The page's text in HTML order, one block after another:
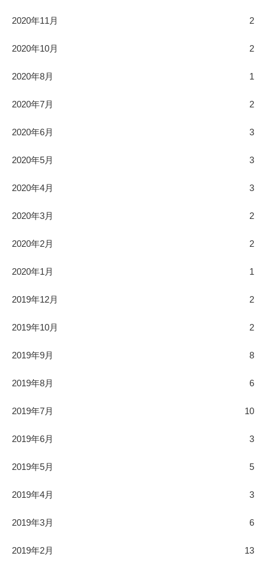
2020年11月 2
2020年10月 2
2020年8月 1
2020年7月 2
2020年6月 3
2020年5月 3
2020年4月 3
2020年3月 2
2020年2月 2
2020年1月 1
2019年12月 2
2019年10月 2
2019年9月 8
2019年8月 6
2019年7月 10
2019年6月 3
2019年5月 5
2019年4月 3
2019年3月 6
2019年2月 13